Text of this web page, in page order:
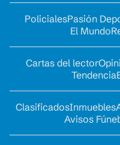
PolicialesPasión
El Mundo
Cartas del lector
Tendencia
ClasificadosInmuebles
Avisos